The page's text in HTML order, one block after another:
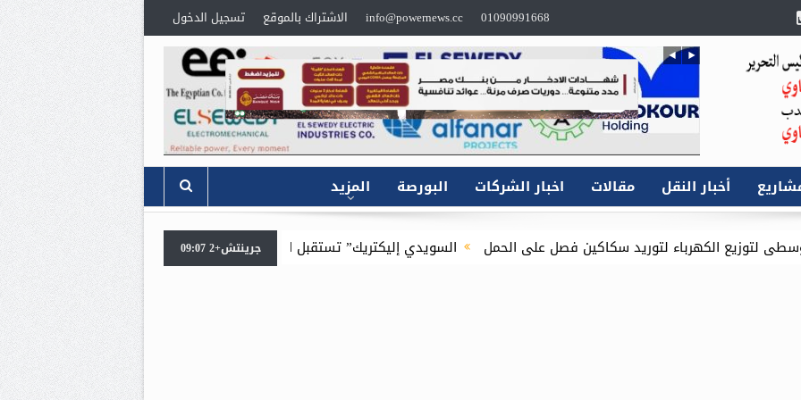
01090991668
info@powernews.cc الاشتراك بالموقع تسجيل الدخول
أخبار النقل مقالات اخبار الشركات البورصة المزيد
لتوريد سكاكين فصل على الحمل السويدي إليكتريك” تستقبل الملحق التجاري السعودي لمناقشة خطط التوسع في المملكة
جرينتش+2 09:07